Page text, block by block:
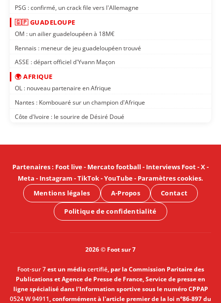
PSG : confirmé, un crack file vers l'Allemagne
🇬🇵 GUADELOUPE
OM : un ailier guadeloupéen à 18M€
Rennais : meneur de jeu guadeloupéen trouvé
ASSE : départ officiel d'Yvann Maçon
🌍 AFRIQUE
OL : nouveau partenaire en Afrique
Nantes : Kombouaré sur un champion d'Afrique
Côte d'Ivoire : le sourire de Désiré Doué
Partenaires: Foot live- Mercato football - Interviews Foot-X-
Meta - Instagram -TikTok-YouTube- Paramètres cookies.
Mentions légales
A-Propos Contact
Politique de confidentialité
2026 © Foot sur 7
Foot-sur 7est un médiacertifié, par la Commission Paritaire des
Publications et Agence de Presse de France, Service de presse en
ligne spécialisé dans l'Information sportive sous le numéro CPPAP
0524 W 94911, conformément à l'article premier de la loi n°86-897 du